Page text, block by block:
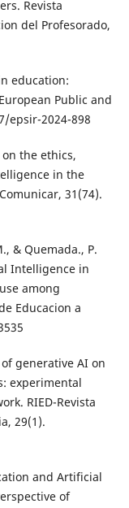
Revista
del Profesorado,
education:
Public and
epsir-2024-898
on the ethics,
in the
31(74).
& Quemada., P.
Intelligence in
among
Educacion a
generative AI on
experimental
RIED-Revista
29(1).
and Artificial
of